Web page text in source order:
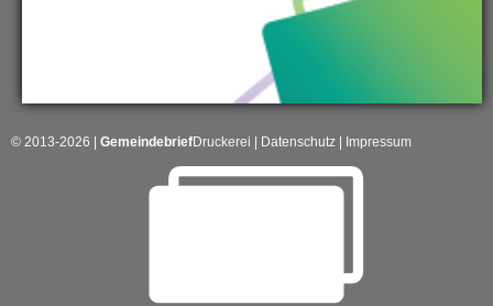
© 2013-2026 | GemeindebriefDruckerei Datenschutz Impressum